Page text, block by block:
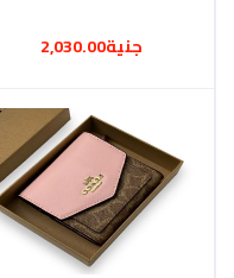
جنية2,030.00